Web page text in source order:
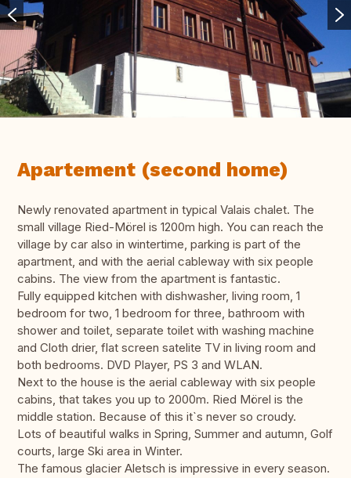
Apartement (second home)
Newly renovated apartment in typical Valais chalet. The
small village Ried-Mörel is 1200m high. You can reach the
village by car also in wintertime, parking is part of the
apartment, and with the aerial cableway with six people
cabins. The view from the apartment is fantastic.
Fully equipped kitchen with dishwasher, living room, 1
bedroom for two, 1 bedroom for three, bathroom with
shower and toilet, separate toilet with washing machine
and Cloth drier, flat screen satelite TV in living room and
both bedrooms. DVD Player, PS 3 and WLAN.
Next to the house is the aerial cableway with six people
cabins, that takes you up to 2000m. Ried Mörel is the
middle station. Because of this it`s never so croudy.
Lots of beautiful walks in Spring, Summer and autumn, Golf
courts, large Ski area in Winter.
The famous glacier Aletsch is impressive in every season.